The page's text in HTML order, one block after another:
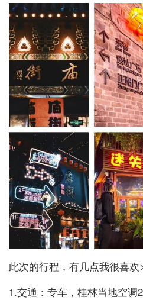
此次的行程，有几点我很喜欢
1.交通：专车，桂林当地空调